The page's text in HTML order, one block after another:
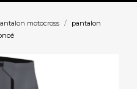
motocross
pantalon